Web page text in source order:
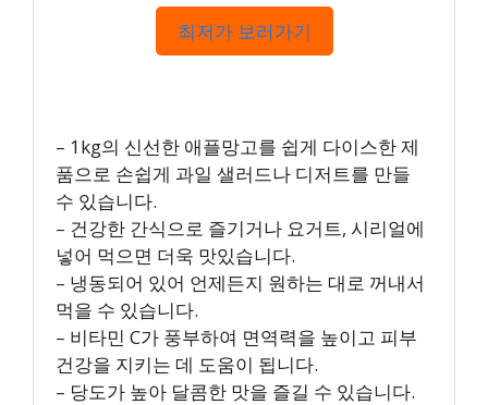
최저가 보러가기
– 1kg의 신선한 애플망고를 쉽게 다이스한 제
품으로 손쉽게 과일 샐러드나 디저트를 만들
수 있습니다.
– 건강한 간식으로 즐기거나 요거트, 시리얼에
넣어 먹으면 더욱 맛있습니다.
– 냉동되어 있어 언제든지 원하는 대로 꺼내서
먹을 수 있습니다.
– 비타민 C가 풍부하여 면역력을 높이고 피부
건강을 지키는 데 도움이 됩니다.
– 당도가 높아 달콤한 맛을 즐길 수 있습니다.